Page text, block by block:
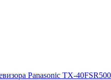
Panasonic TX-40FSR500